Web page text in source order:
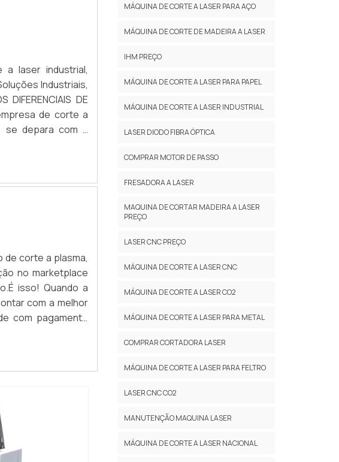
laser industrial,
Industriais,
DE
de corte a
se depara com a
corte a plasma,
no marketplace
isso! Quando a
com a melhor
com pagamento
MÁQUINA DE CORTE A LASER PARA AÇO
MÁQUINA DE CORTE DE MADEIRA A LASER
IHM PREÇO
MÁQUINA DE CORTE A LASER PARA PAPEL
MÁQUINA DE CORTE A LASER INDUSTRIAL
LASER DIODO FIBRA ÓPTICA
COMPRAR MOTOR DE PASSO
FRESADORA A LASER
MAQUINA DE CORTAR MADEIRA A LASER
PREÇO
LASER CNC PREÇO
MÁQUINA DE CORTE A LASER CNC
MÁQUINA DE CORTE A LASER CO2
MÁQUINA DE CORTE A LASER PARA METAL
COMPRAR CORTADORA LASER
MÁQUINA DE CORTE A LASER PARA FELTRO
LASER CNC CO2
MANUTENÇÃO MAQUINA LASER
MÁQUINA DE CORTE A LASER NACIONAL